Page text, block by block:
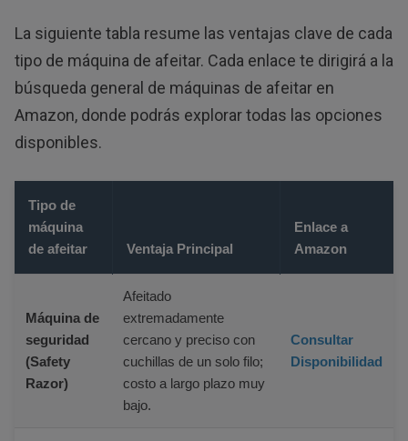
La siguiente tabla resume las ventajas clave de cada
tipo de máquina de afeitar. Cada enlace te dirigirá a la
búsqueda general de máquinas de afeitar en
Amazon, donde podrás explorar todas las opciones
disponibles.
Tipo de
máquina
de afeitar
Ventaja Principal
Enlace a
Amazon
Máquina de
seguridad
(Safety
Razor)
Afeitado
extremadamente
cercano y preciso con
cuchillas de un solo filo;
costo a largo plazo muy
bajo.
Consultar
Disponibilidad